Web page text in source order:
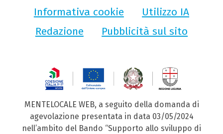
Informativa cookie
Utilizzo IA
Redazione
Pubblicità sul sito
MENTELOCALE WEB, a seguito della domanda di
agevolazione presentata in data 03/05/2024
nell’ambito del Bando “Supporto allo sviluppo di